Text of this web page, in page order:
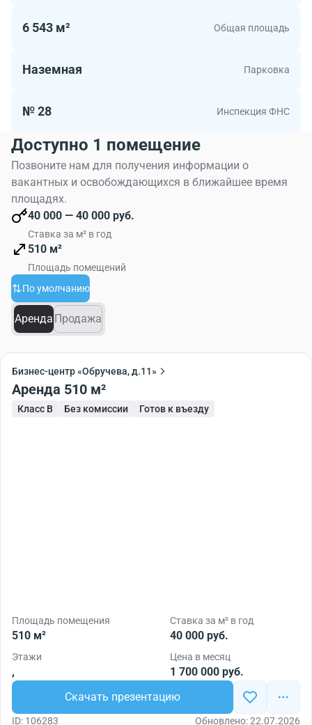
6 543 м² Общая площадь
Наземная Парковка
№ 28 Инспекция ФНС
Доступно 1 помещение
Позвоните нам для получения информации о
вакантных и освобождающихся в ближайшее время
площадях.
40 000 — 40 000 руб.
Ставка за м² в год
510 м²
Площадь помещений
По умолчанию
Аренда Продажа
Бизнес-центр «Обручева, д.11»
Аренда 510 м²
Класс B Без комиссии Готов к въезду
Площадь помещения
510 м²
Ставка за м² в год
40 000 руб.
Этажи
,
Цена в месяц
1 700 000 руб.
Скачать презентацию
ID: 106283 Обновлено: 22.07.2026